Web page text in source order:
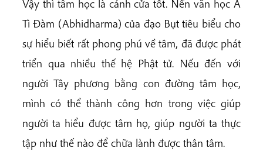
Vậy thì tâm học là cánh cửa tốt. Nền văn học A
Tì Đàm (Abhidharma) của đạo Bụt tiêu biểu cho
sự hiểu biết rất phong phú về tâm, đã được phát
triển qua nhiều thế hệ Phật tử. Nếu đến với
người Tây phương bằng con đường tâm học,
mình có thể thành công hơn trong việc giúp
người ta hiểu được tâm họ, giúp người ta thực
tập như thế nào để chữa lành được thân tâm.